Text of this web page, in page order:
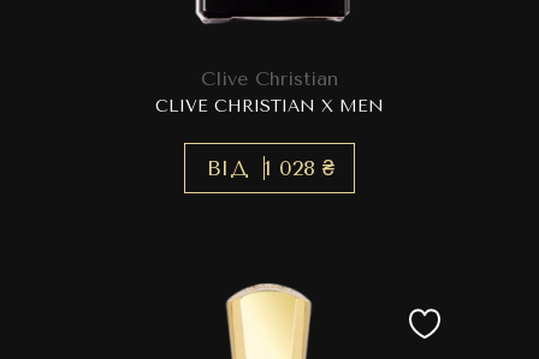
Clive Christian
CLIVE CHRISTIAN X MEN
ВІД 1 028 ₴